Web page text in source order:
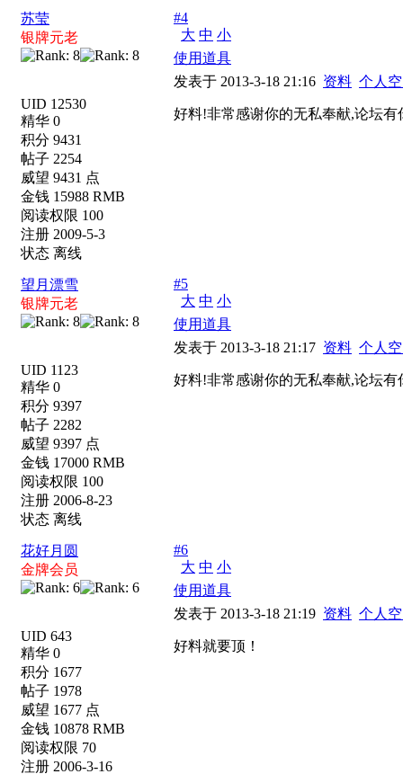
苏莹
银牌元老
UID 12530
精华 0
积分 9431
帖子 2254
威望 9431 点
金钱 15988 RMB
阅读权限 100
注册 2009-5-3
状态 离线
#4
大 中 小
使用道具
发表于 2013-3-18 21:16 资料 个人
好料!非常感谢你的无私奉献,论坛有
望月漂雪
银牌元老
UID 1123
精华 0
积分 9397
帖子 2282
威望 9397 点
金钱 17000 RMB
阅读权限 100
注册 2006-8-23
状态 离线
#5
大 中 小
使用道具
发表于 2013-3-18 21:17 资料 个人
好料!非常感谢你的无私奉献,论坛有
花好月圆
金牌会员
UID 643
精华 0
积分 1677
帖子 1978
威望 1677 点
金钱 10878 RMB
阅读权限 70
注册 2006-3-16
#6
大 中 小
使用道具
发表于 2013-3-18 21:19 资料 个人
好料就要顶！